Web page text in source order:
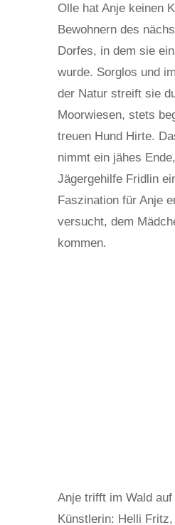
Olle hat Anje keinen
Bewohnern des
Dorfes, in dem sie
wurde. Sorglos und
der Natur streift sie
Moorwiesen, stets
treuen Hund Hirte.
nimmt ein jähes
Jägergehilfe Fridlin
Faszination für Anje
versucht, dem
kommen.
Anje trifft im Wald
Künstlerin: Helli